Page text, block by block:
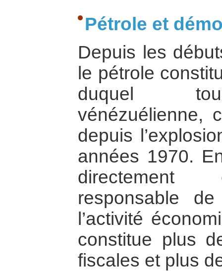
Pétrole et
Depuis les
le pétrole
duquel
vénézuélienne,
depuis
années 1970.
directement
responsable
l’activité
constitue plus
fiscales et plus